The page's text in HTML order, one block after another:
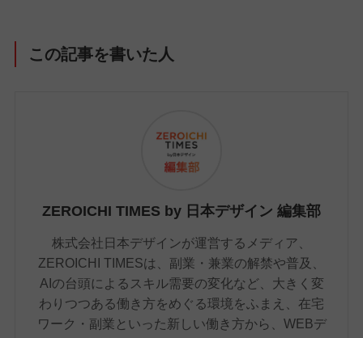
この記事を書いた人
ZEROICHI TIMES by 日本デザイン 編集部
株式会社日本デザインが運営するメディア、
ZEROICHI TIMESは、副業・兼業の解禁や普及、
AIの台頭によるスキル需要の変化など、大きく変
わりつつある働き方をめぐる環境をふまえ、在宅
ワーク・副業といった新しい働き方から、WEBデ